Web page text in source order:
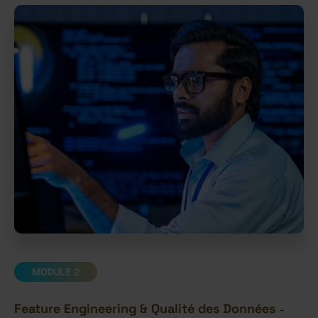
MODULE 2
Feature Engineering & Qualité des Données -